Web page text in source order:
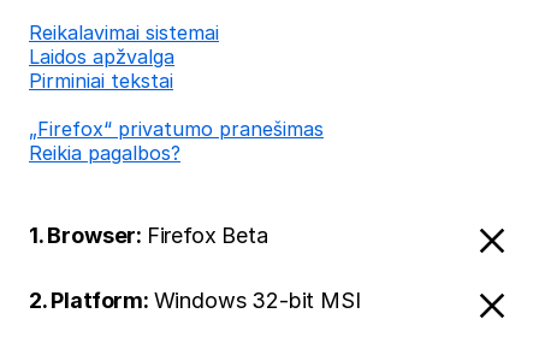
Reikalavimai sistemai
Laidos apžvalga
Pirminiai tekstai
„Firefox“ privatumo pranešimas
Reikia pagalbos?
1. Browser: Firefox Beta
2. Platform: Windows 32-bit MSI